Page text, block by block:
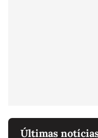
Últimas